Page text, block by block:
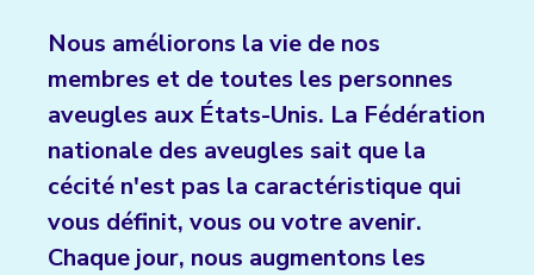
Nous améliorons la vie de nos
membres et de toutes les personnes
aveugles aux États-Unis. La Fédération
nationale des aveugles sait que la
cécité n'est pas la caractéristique qui
vous définit, vous ou votre avenir.
Chaque jour, nous augmentons les